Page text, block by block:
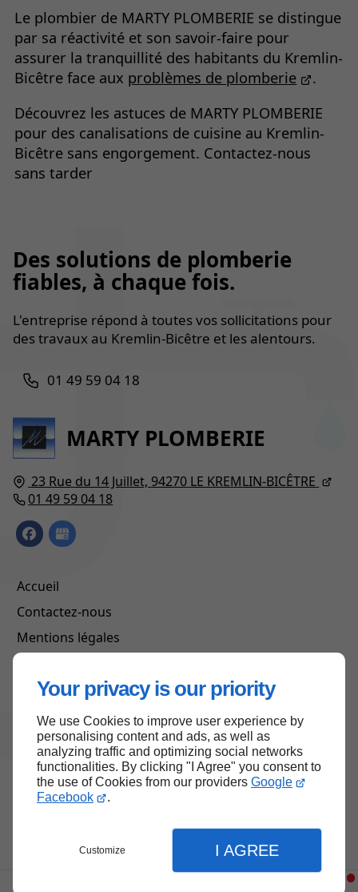
Your privacy is our priority
We use Cookies to improve user experience by
personalising content and ads, as well as
analyzing traffic and optimizing social networks
functionalities. By clicking "I Agree" you consent to
the use of Cookies from our providers Google
Facebook
.
Customize I AGREE
Le plombier de MARTY PLOMBERIE se distingue
par sa réactivité et son savoir-faire pour
assurer la tranquillité des habitants du Kremlin-
Bicêtre face aux problèmes de plomberie
.
Découvrez les astuces de MARTY PLOMBERIE
pour des canalisations de cuisine au Kremlin-
Bicêtre sans engorgement. Contactez-nous
sans tarder
MARTY PLOMBERIE
23 Rue du 14 Juillet, 94270 LE KREMLIN-BICÊTRE
01 49 59 04 18
Accueil
Contactez-nous
Mentions légales
Des solutions de plomberie
fiables, à chaque fois.
L'entreprise répond à toutes vos sollicitations pour
des travaux au Kremlin-Bicêtre et les alentours.
01 49 59 04 18
Haut de page